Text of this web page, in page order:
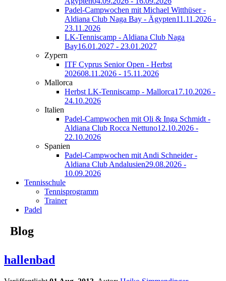
Padel-Campwochen mit Michael Witthüser -
Aldiana Club Naga Bay - Ägypten11.11.2026 -
23.11.2026
LK-Tenniscamp - Aldiana Club Naga
Bay16.01.2027 - 23.01.2027
Zypern
ITF Cyprus Senior Open - Herbst
202608.11.2026 - 15.11.2026
Mallorca
Herbst LK-Tenniscamp - Mallorca17.10.2026 -
24.10.2026
Italien
Padel-Campwochen mit Oli & Inga Schmidt -
Aldiana Club Rocca Nettuno12.10.2026 -
22.10.2026
Spanien
Padel-Campwochen mit Andi Schneider -
Aldiana Club Andalusien29.08.2026 -
10.09.2026
Tennisschule
Tennisprogramm
Trainer
Padel
Blog
hallenbad